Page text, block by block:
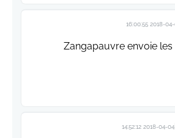
2018-04-04
Zangapauvre envoie
2018-04-04 14:52:12